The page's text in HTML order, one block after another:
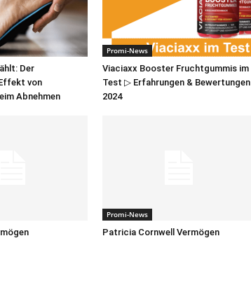
Der
von
Abnehmen
Promi-News
Viaciaxx Booster Fruchtgummis im
Test ▷ Erfahrungen & Bewertungen
2024
Promi-News
Patricia Cornwell Vermögen